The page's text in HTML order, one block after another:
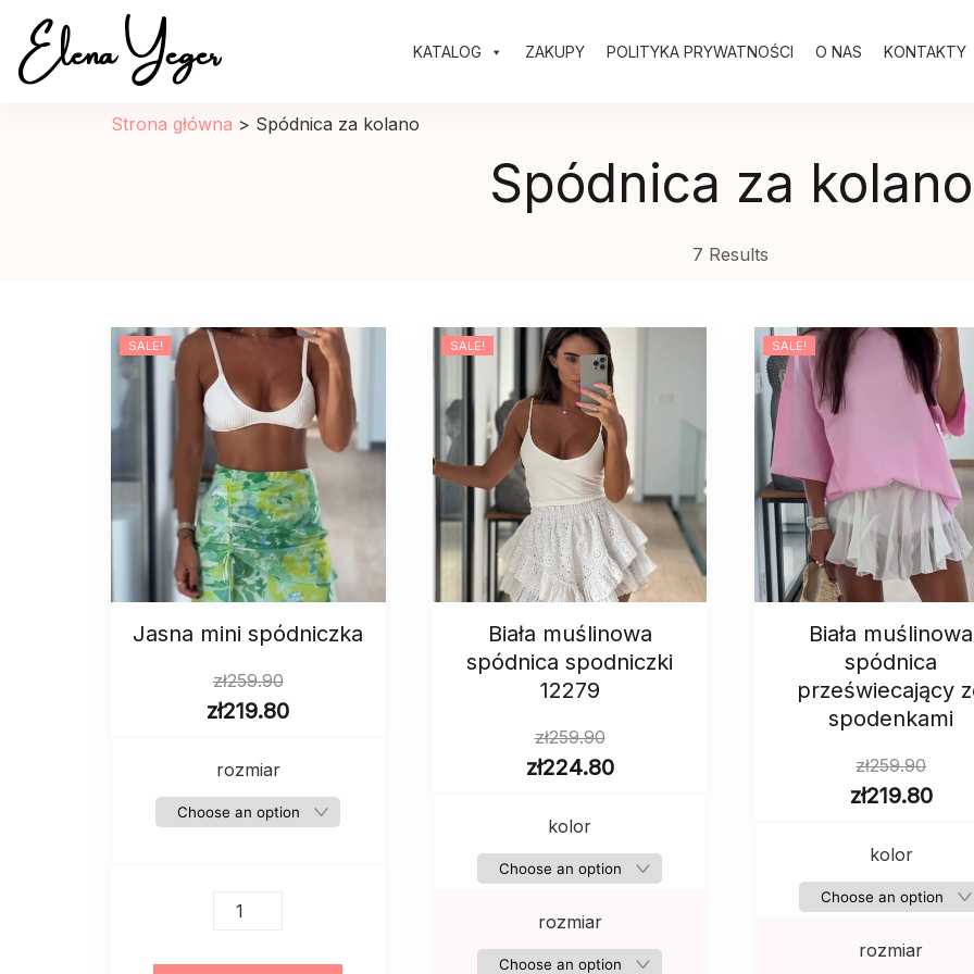
Elena Yeger
Sklep internetowy odziez damska
KATALOG ZAKUPY POLITYKA PRYWATNOŚCI O NAS KONTAKTY
Strona główna > Spódnica za kolano
Spódnica za kolano
7 Results
SALE!
Jasna mini spódniczka
zł259.90
zł219.80
rozmiar
Jasna
SALE!
Biała muślinowa
spódnica spodniczki
12279
zł259.90
zł224.80
kolor
rozmiar
SALE!
Biała muślinowa
spódnica
przeświecający
spodenkami
zł259.90
zł219.80
kolor
rozmiar